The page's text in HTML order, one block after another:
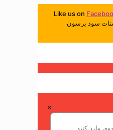
Like us on
سود برسون
✕